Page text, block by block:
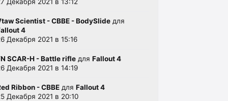
Scientist - CBBE - BodySlide для
4
Декабря 2021 в 15:16
SCAR-H - Battle rifle дляFallout 4
Декабря 2021 в 14:19
Ribbon - CBBE дляFallout 4
Декабря 2021 в 20:10